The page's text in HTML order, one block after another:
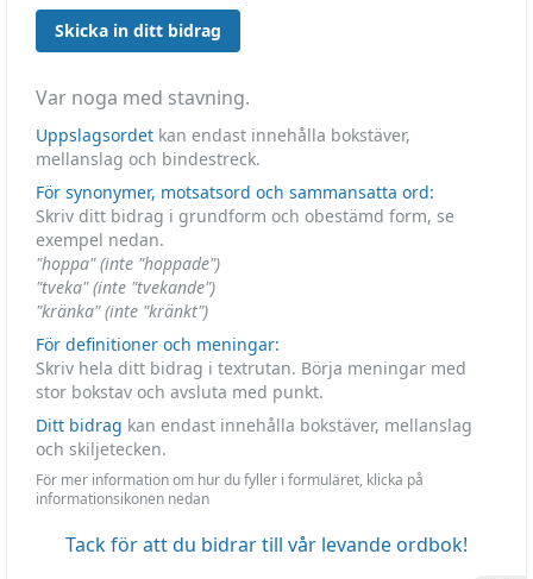
Skicka in ditt bidrag
Var noga med stavning.
Uppslagsordet kan endast innehålla bokstäver,
mellanslag och bindestreck.
För synonymer, motsatsord och sammansatta ord:
Skriv ditt bidrag i grundform och obestämd form, se
exempel nedan.
"hoppa" (inte "hoppade")
"tveka" (inte "tvekande")
"kränka" (inte "kränkt")
För definitioner och meningar:
Skriv hela ditt bidrag i textrutan. Börja meningar med
stor bokstav och avsluta med punkt.
Ditt bidrag kan endast innehålla bokstäver, mellanslag
och skiljetecken.
För mer information om hur du fyller i formuläret, klicka på
informationsikonen nedan
Tack för att du bidrar till vår levande ordbok!